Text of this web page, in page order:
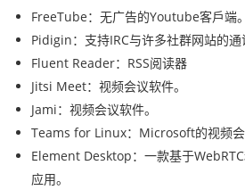
FreeTube：无广告的Youtube客戶端。
Pidigin：支持IRC与许多社群网站的通
Fluent Reader：RSS阅读器
Jitsi Meet：视频会议软件。
Jami：视频会议软件。
Teams for Linux：Microsoft的视频会
Element Desktop： 一款基于
应用。